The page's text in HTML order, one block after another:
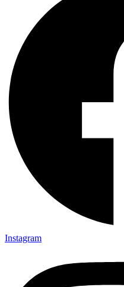
Instagram